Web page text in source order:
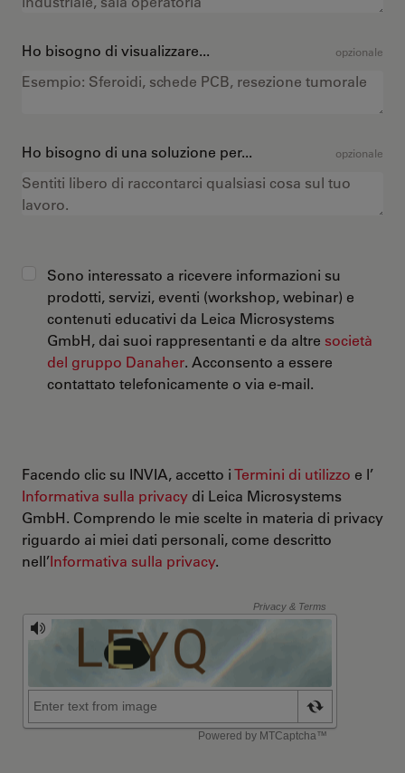
Ho bisogno di visualizzare... opzionale
Ho bisogno di una soluzione per... opzionale
Sono interessato a ricevere informazioni su
prodotti, servizi, eventi (workshop, webinar) e
contenuti educativi da Leica Microsystems
GmbH, dai suoi rappresentanti e da altre società
del gruppo Danaher. Acconsento a essere
contattato telefonicamente o via e-mail.
Facendo clic su INVIA, accetto iTermini di utilizzo e l’
Informativa sulla privacy di Leica Microsystems
GmbH. Comprendo le mie scelte in materia di privacy
riguardo ai miei dati personali, come descritto
nell’Informativa sulla privacy.